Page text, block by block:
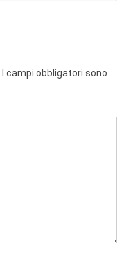
I campi obbligatori sono